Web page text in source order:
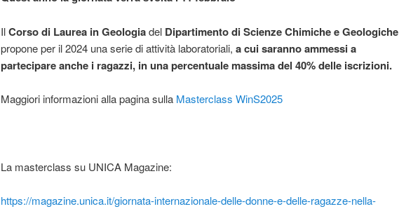
IlCorso di Laurea in Geologiadel Dipartimento di Scienze Chimiche e Geologiche
propone per il 2024 una serie di attività laboratoriali, a cui saranno ammessi a
partecipare anche i ragazzi, in una percentuale massima del 40% delle iscrizioni.
Maggiori informazioni alla pagina sulla Masterclass WinS2025
La masterclass su UNICA Magazine:
https://magazine.unica.it/giornata-internazionale-delle-donne-e-delle-ragazze-nella-